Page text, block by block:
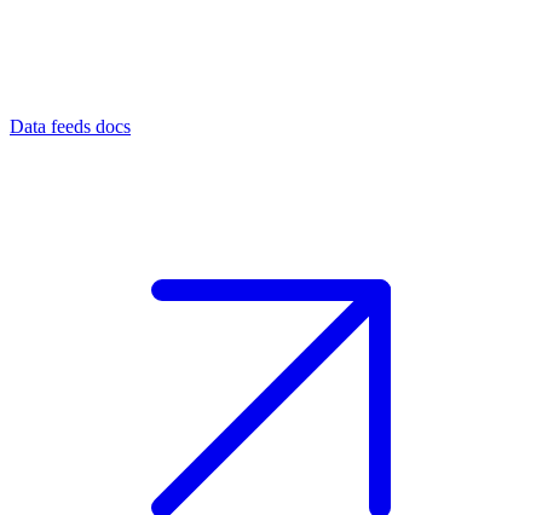
Data feeds docs